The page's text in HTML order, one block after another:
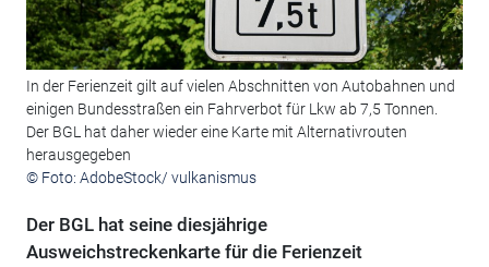
In der Ferienzeit gilt auf vielen Abschnitten von Autobahnen und
einigen Bundesstraßen ein Fahrverbot für Lkw ab 7,5 Tonnen.
Der BGL hat daher wieder eine Karte mit Alternativrouten
herausgegeben
© Foto: AdobeStock/ vulkanismus
Der BGL hat seine diesjährige
Ausweichstreckenkarte für die Ferienzeit